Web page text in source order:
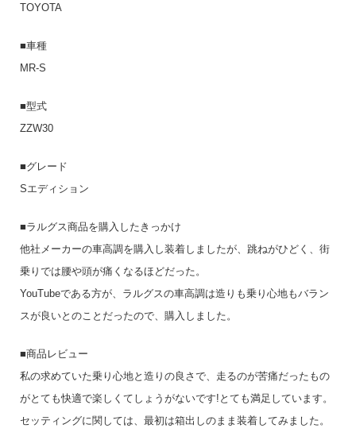
TOYOTA
■車種
MR-S
■型式
ZZW30
■グレード
Sエディション
■ラルグス商品を購入したきっかけ
他社メーカーの車高調を購入し装着しましたが、跳ねがひどく、街
乗りでは腰や頭が痛くなるほどだった。
YouTubeである方が、ラルグスの車高調は造りも乗り心地もバラン
スが良いとのことだったので、購入しました。
■商品レビュー
私の求めていた乗り心地と造りの良さで、走るのが苦痛だったもの
がとても快適で楽しくてしょうがないです!とても満足しています。
セッティングに関しては、最初は箱出しのまま装着してみました。